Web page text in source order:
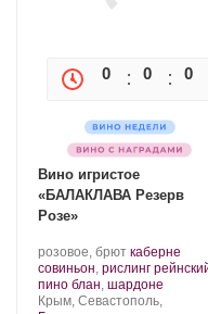
0 0 0
Вино игристое
«БАЛАКЛАВА Резерв
Розе»
Производитель:
Золотая
Балка.
розовое, брют .
Сорт
винограда:
каберне
совиньон, рислинг
пино блан, шардоне
Регион:
Крым, Севастополь,